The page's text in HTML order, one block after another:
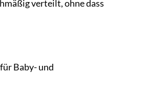
verteilt, ohne dass
Baby- und